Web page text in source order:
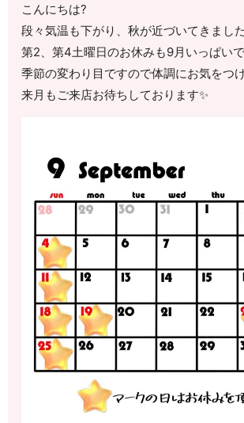
こんにちは?
段々気温も下がり、秋が近づいてきまし
第2、第4土曜日のお休みも9月いっぱいで
季節の変わり目ですので体調にお気をつ
来月もご来店お待ちしております✨️